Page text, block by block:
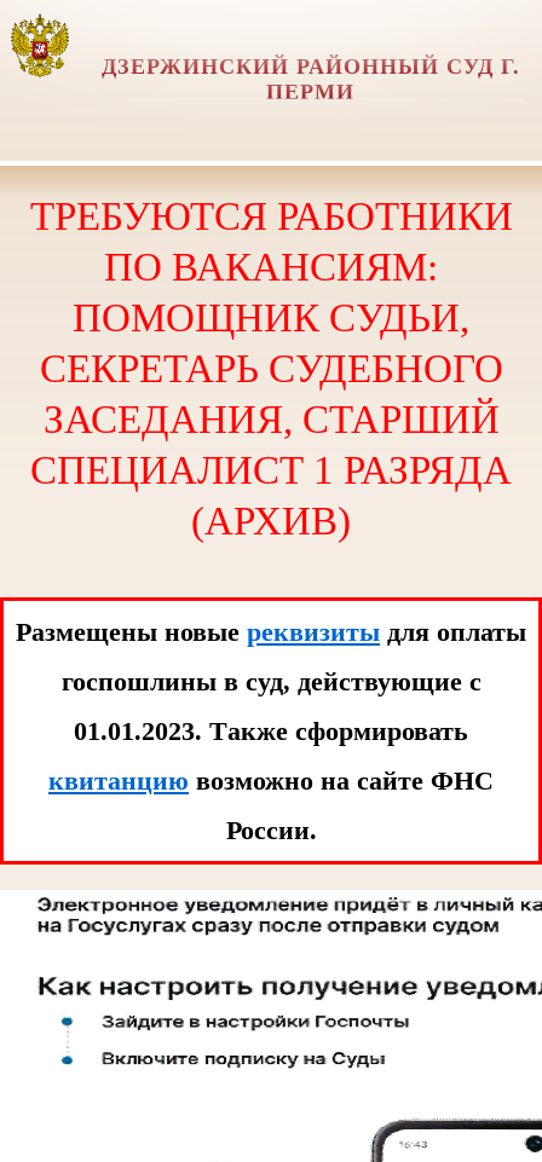
ДЗЕРЖИНСКИЙ РАЙОННЫЙ СУД Г.
ПЕРМИ
ТРЕБУЮТСЯ РАБОТНИКИ
ПО ВАКАНСИЯМ:
ПОМОЩНИК СУДЬИ,
СЕКРЕТАРЬ СУДЕБНОГО
ЗАСЕДАНИЯ, СТАРШИЙ
СПЕЦИАЛИСТ 1 РАЗРЯДА
(АРХИВ)
Размещены новые реквизиты для оплаты
госпошлины в суд, действующие с
01.01.2023. Tакже сформировать
квитанцию возможно на сайте ФНС
России.